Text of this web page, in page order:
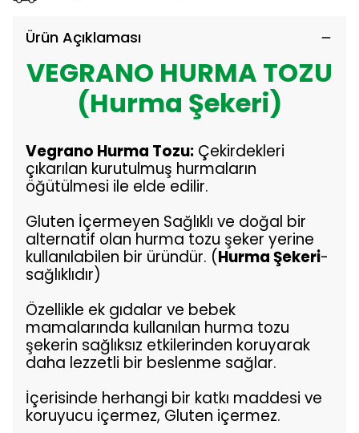
Ürün Açıklaması
VEGRANO HURMA TOZU
(Hurma Şekeri)
Vegrano Hurma Tozu: Çekirdekleri
çıkarılan kurutulmuş hurmaların
öğütülmesi ile elde edilir.
Gluten İçermeyen Sağlıklı ve doğal bir
alternatif olan hurma tozu şeker yerine
kullanılabilen bir üründür. (Hurma Şekeri-
sağlıklıdır)
Özellikle ek gıdalar ve bebek
mamalarında kullanılan hurma tozu
şekerin sağlıksız etkilerinden koruyarak
daha lezzetli bir beslenme sağlar.
İçerisinde herhangi bir katkı maddesi ve
koruyucu içermez, Gluten içermez.